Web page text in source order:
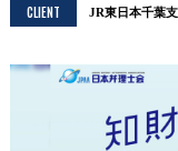
CLIENT JR東日本千葉